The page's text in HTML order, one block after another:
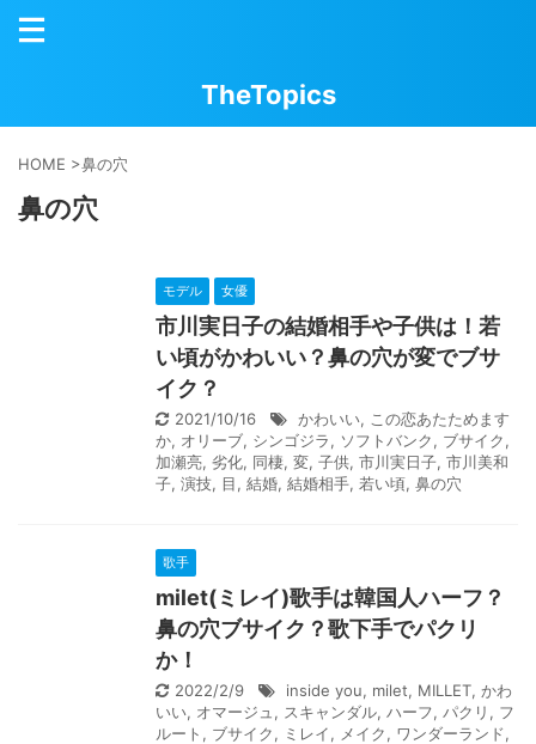
TheTopics
HOME >鼻の穴
鼻の穴
モデル 女優
市川実日子の結婚相手や子供は！若
い頃がかわいい？鼻の穴が変でブサ
イク？
2021/10/16 かわいい, この恋あたためます
か, オリーブ, シンゴジラ, ソフトバンク, ブサイク,
加瀬亮, 劣化, 同棲, 変, 子供, 市川実日子, 市川美和
子, 演技, 目, 結婚, 結婚相手, 若い頃, 鼻の穴
歌手
milet(ミレイ)歌手は韓国人ハーフ？
鼻の穴ブサイク？歌下手でパクリ
か！
2022/2/9 inside you, milet, MILLET, かわ
いい, オマージュ , スキャンダル, ハーフ, パクリ , フ
ルート , ブサイク, ミレイ, メイク, ワンダーランド,